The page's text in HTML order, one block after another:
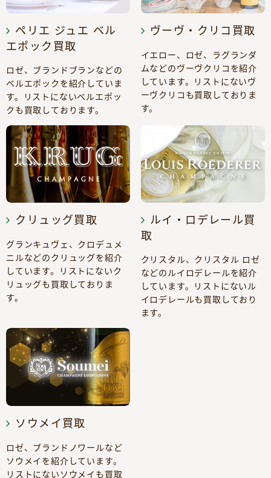
ペリエ ジュエ ベル
エポック買取
ロゼ、ブランドブランなどの
ベルエポックを紹介していま
す。リストにないベルエポッ
クも買取しております。
ヴーヴ・クリコ買取
イエロー、ロゼ、ラグランダ
ムなどのヴーヴクリコを紹介
しています。リストにないヴ
ーヴクリコも買取しておりま
す。
クリュッグ買取
グランキュヴェ、クロデュメ
ニルなどのクリュッグを紹介
しています。リストにないク
リュッグも買取しておりま
す。
ルイ・ロデレール買
取
クリスタル、クリスタル ロゼ
などのルイロデレールを紹介
しています。リストにないル
イロデレールも買取しており
ます。
ソウメイ買取
ロゼ、ブランドノワールなど
ソウメイを紹介しています。
リストにないソウメイも買取